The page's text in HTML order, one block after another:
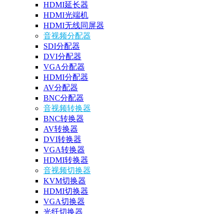
HDMI延长器
HDMI光端机
HDMI无线同屏器
音视频分配器
SDI分配器
DVI分配器
VGA分配器
HDMI分配器
AV分配器
BNC分配器
音视频转换器
BNC转换器
AV转换器
DVI转换器
VGA转换器
HDMI转换器
音视频切换器
KVM切换器
HDMI切换器
VGA切换器
光纤切换器